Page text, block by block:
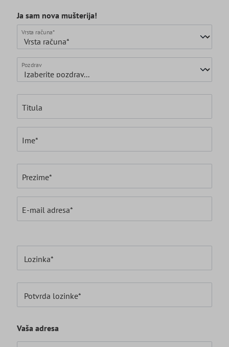
Ja sam nova mušterija!
Osobni podaci
Vrsta računa*
Pozdrav
Titula
Ime*
Prezime*
E-mail adresa*
Lozinka*
Potvrda lozinke*
Vaša adresa